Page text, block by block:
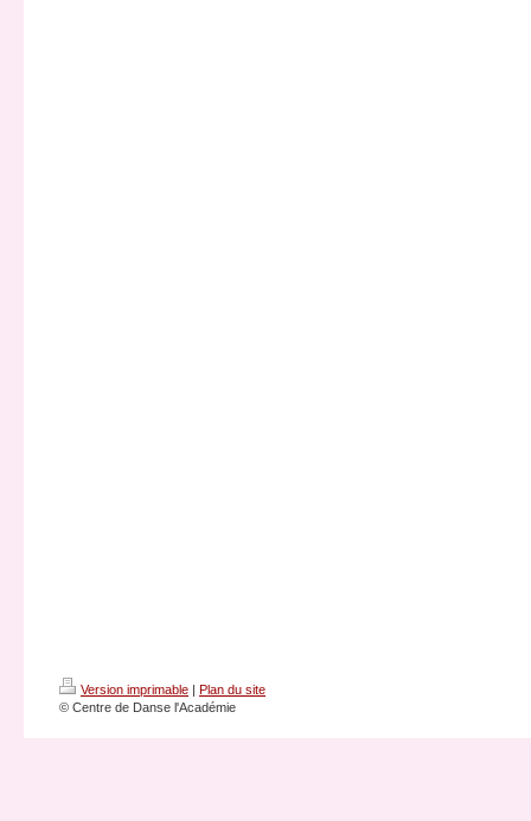
Version imprimable | Plan du site
© Centre de Danse l'Académie